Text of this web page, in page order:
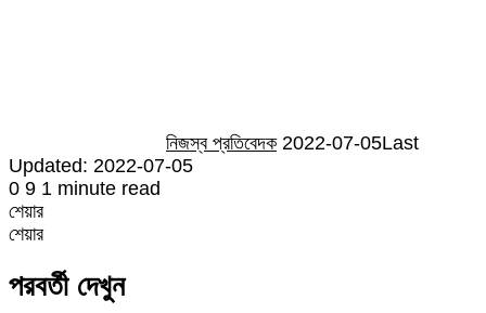
নিজস্ব প্রতিবেদক 2022-07-05Last
Updated: 2022-07-05
0 9 1 minute read
শেয়ার
Facebook
Twitter
LinkedIn
Skype
Messenger
Messenger
WhatsApp
Telegram
Share
Email
প্রিন্ট
শেয়ার
via
Email
পরবর্তী দেখুন